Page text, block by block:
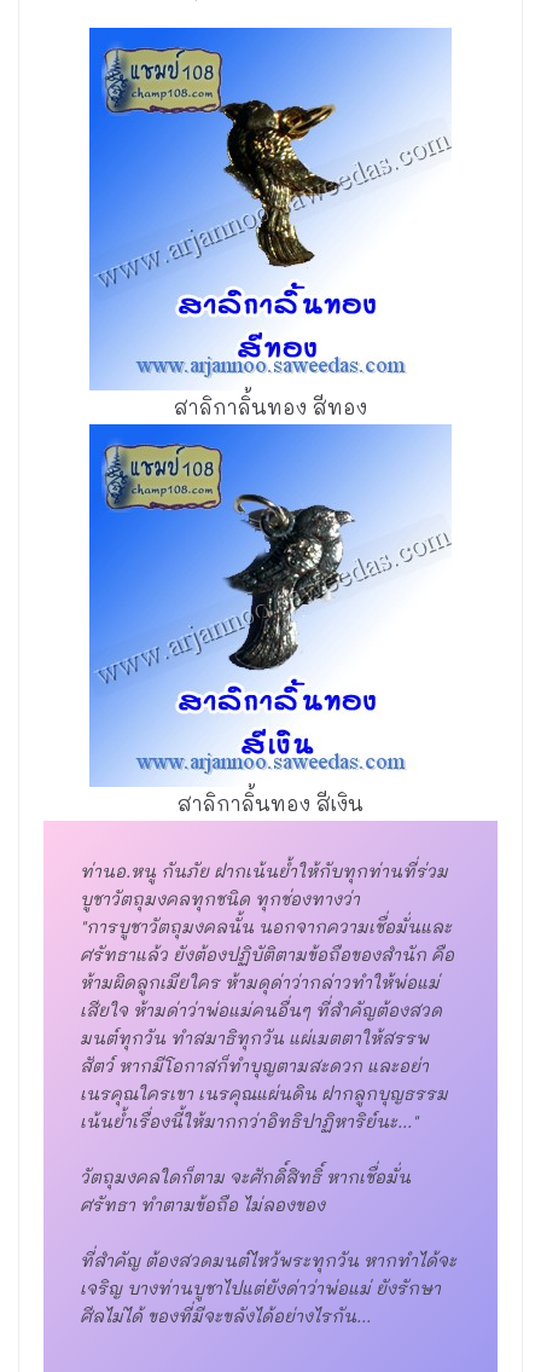
สาลิกาลิ้นทอง สีทอง
สาลิกาลิ้นทอง สีเงิน
ท่านอ.หนู กันภัย ฝากเน้นย้ำให้กับทุกท่านที่ร่วม
บูชาวัตถุมงคลทุกชนิด ทุกช่องทางว่า
"การบูชาวัตถุมงคลนั้น นอกจากความเชื่อมั่นและ
ศรัทธาแล้ว ยังต้องปฏิบัติตามข้อถือของสำนัก คือ
ห้ามผิดลูกเมียใคร ห้ามดุด่าว่ากล่าวทำให้พ่อแม่
เสียใจ ห้ามด่าว่าพ่อแม่คนอื่นๆ ที่สำคัญต้องสวด
มนต์ทุกวัน ทำสมาธิทุกวัน แผ่เมตตาให้สรรพ
สัตว์ หากมีโอกาสก็ทำบุญตามสะดวก และอย่า
เนรคุณใครเขา เนรคุณแผ่นดิน ฝากลูกบุญธรรม
เน้นย้ำเรื่องนี้ให้มากกว่าอิทธิปาฏิหาริย์นะ..."
วัตถุมงคลใดก็ตาม จะศักดิ์สิทธิ์ หากเชื่อมั่น
ศรัทธา ทำตามข้อถือ ไม่ลองของ
ที่สำคัญ ต้องสวดมนต์ไหว้พระทุกวัน หากทำได้จะ
เจริญ บางท่านบูชาไปแต่ยังด่าว่าพ่อแม่ ยังรักษา
ศีลไม่ได้ ของที่มีจะขลังได้อย่างไรกัน...